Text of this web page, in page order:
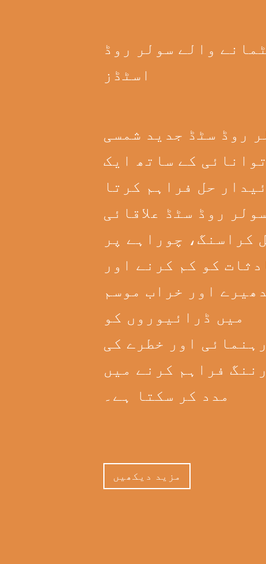
والے سولر روڈ
اسٹڈز
روڈ سٹڈ جدید شمسی
توانائی کے ساتھ ایک
حل فراہم کرتا
روڈ سٹڈ علاقائی
کراسنگ، چوراہے پر
کو کم کرنے اور
اور خراب موسم
میں ڈرائیوروں کو
رہنمائی اور خطرے کی
فراہم کرنے میں
مدد کر سکتا ہے۔
مزید دیکھیں